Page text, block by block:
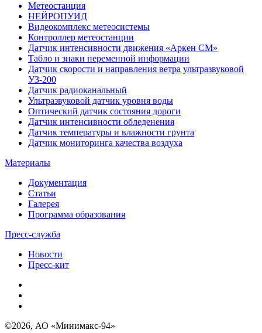
Метеостанция
НЕЙРОПУИД
Видеокомплекс метеосистемы
Контроллер метеостанции
Датчик интенсивности движения «Аркен СМ»
Табло и знаки переменной информации
Датчик скорости и направления ветра ультразвуковой
УЗ-200
Датчик радиоканальный
Ультразвуковой датчик уровня воды
Оптический датчик состояния дороги
Датчик интенсивности обледенения
Датчик температуры и влажности грунта
Датчик мониторинга качества воздуха
Материалы
Документация
Статьи
Галерея
Программа образования
Пресс-служба
Новости
Пресс-кит
©2026, АО «Минимакс-94»